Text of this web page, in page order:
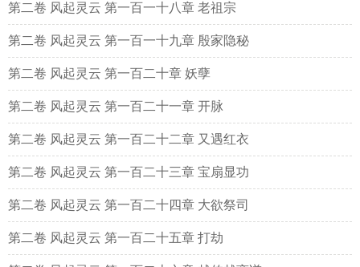
第二卷 风起灵云 第一百一十八章 老祖宗
第二卷 风起灵云 第一百一十九章 殷家隐秘
第二卷 风起灵云 第一百二十章 妖孽
第二卷 风起灵云 第一百二十一章 开脉
第二卷 风起灵云 第一百二十二章 又遇红衣
第二卷 风起灵云 第一百二十三章 宝扇显功
第二卷 风起灵云 第一百二十四章 大欲祭司
第二卷 风起灵云 第一百二十五章 打劫